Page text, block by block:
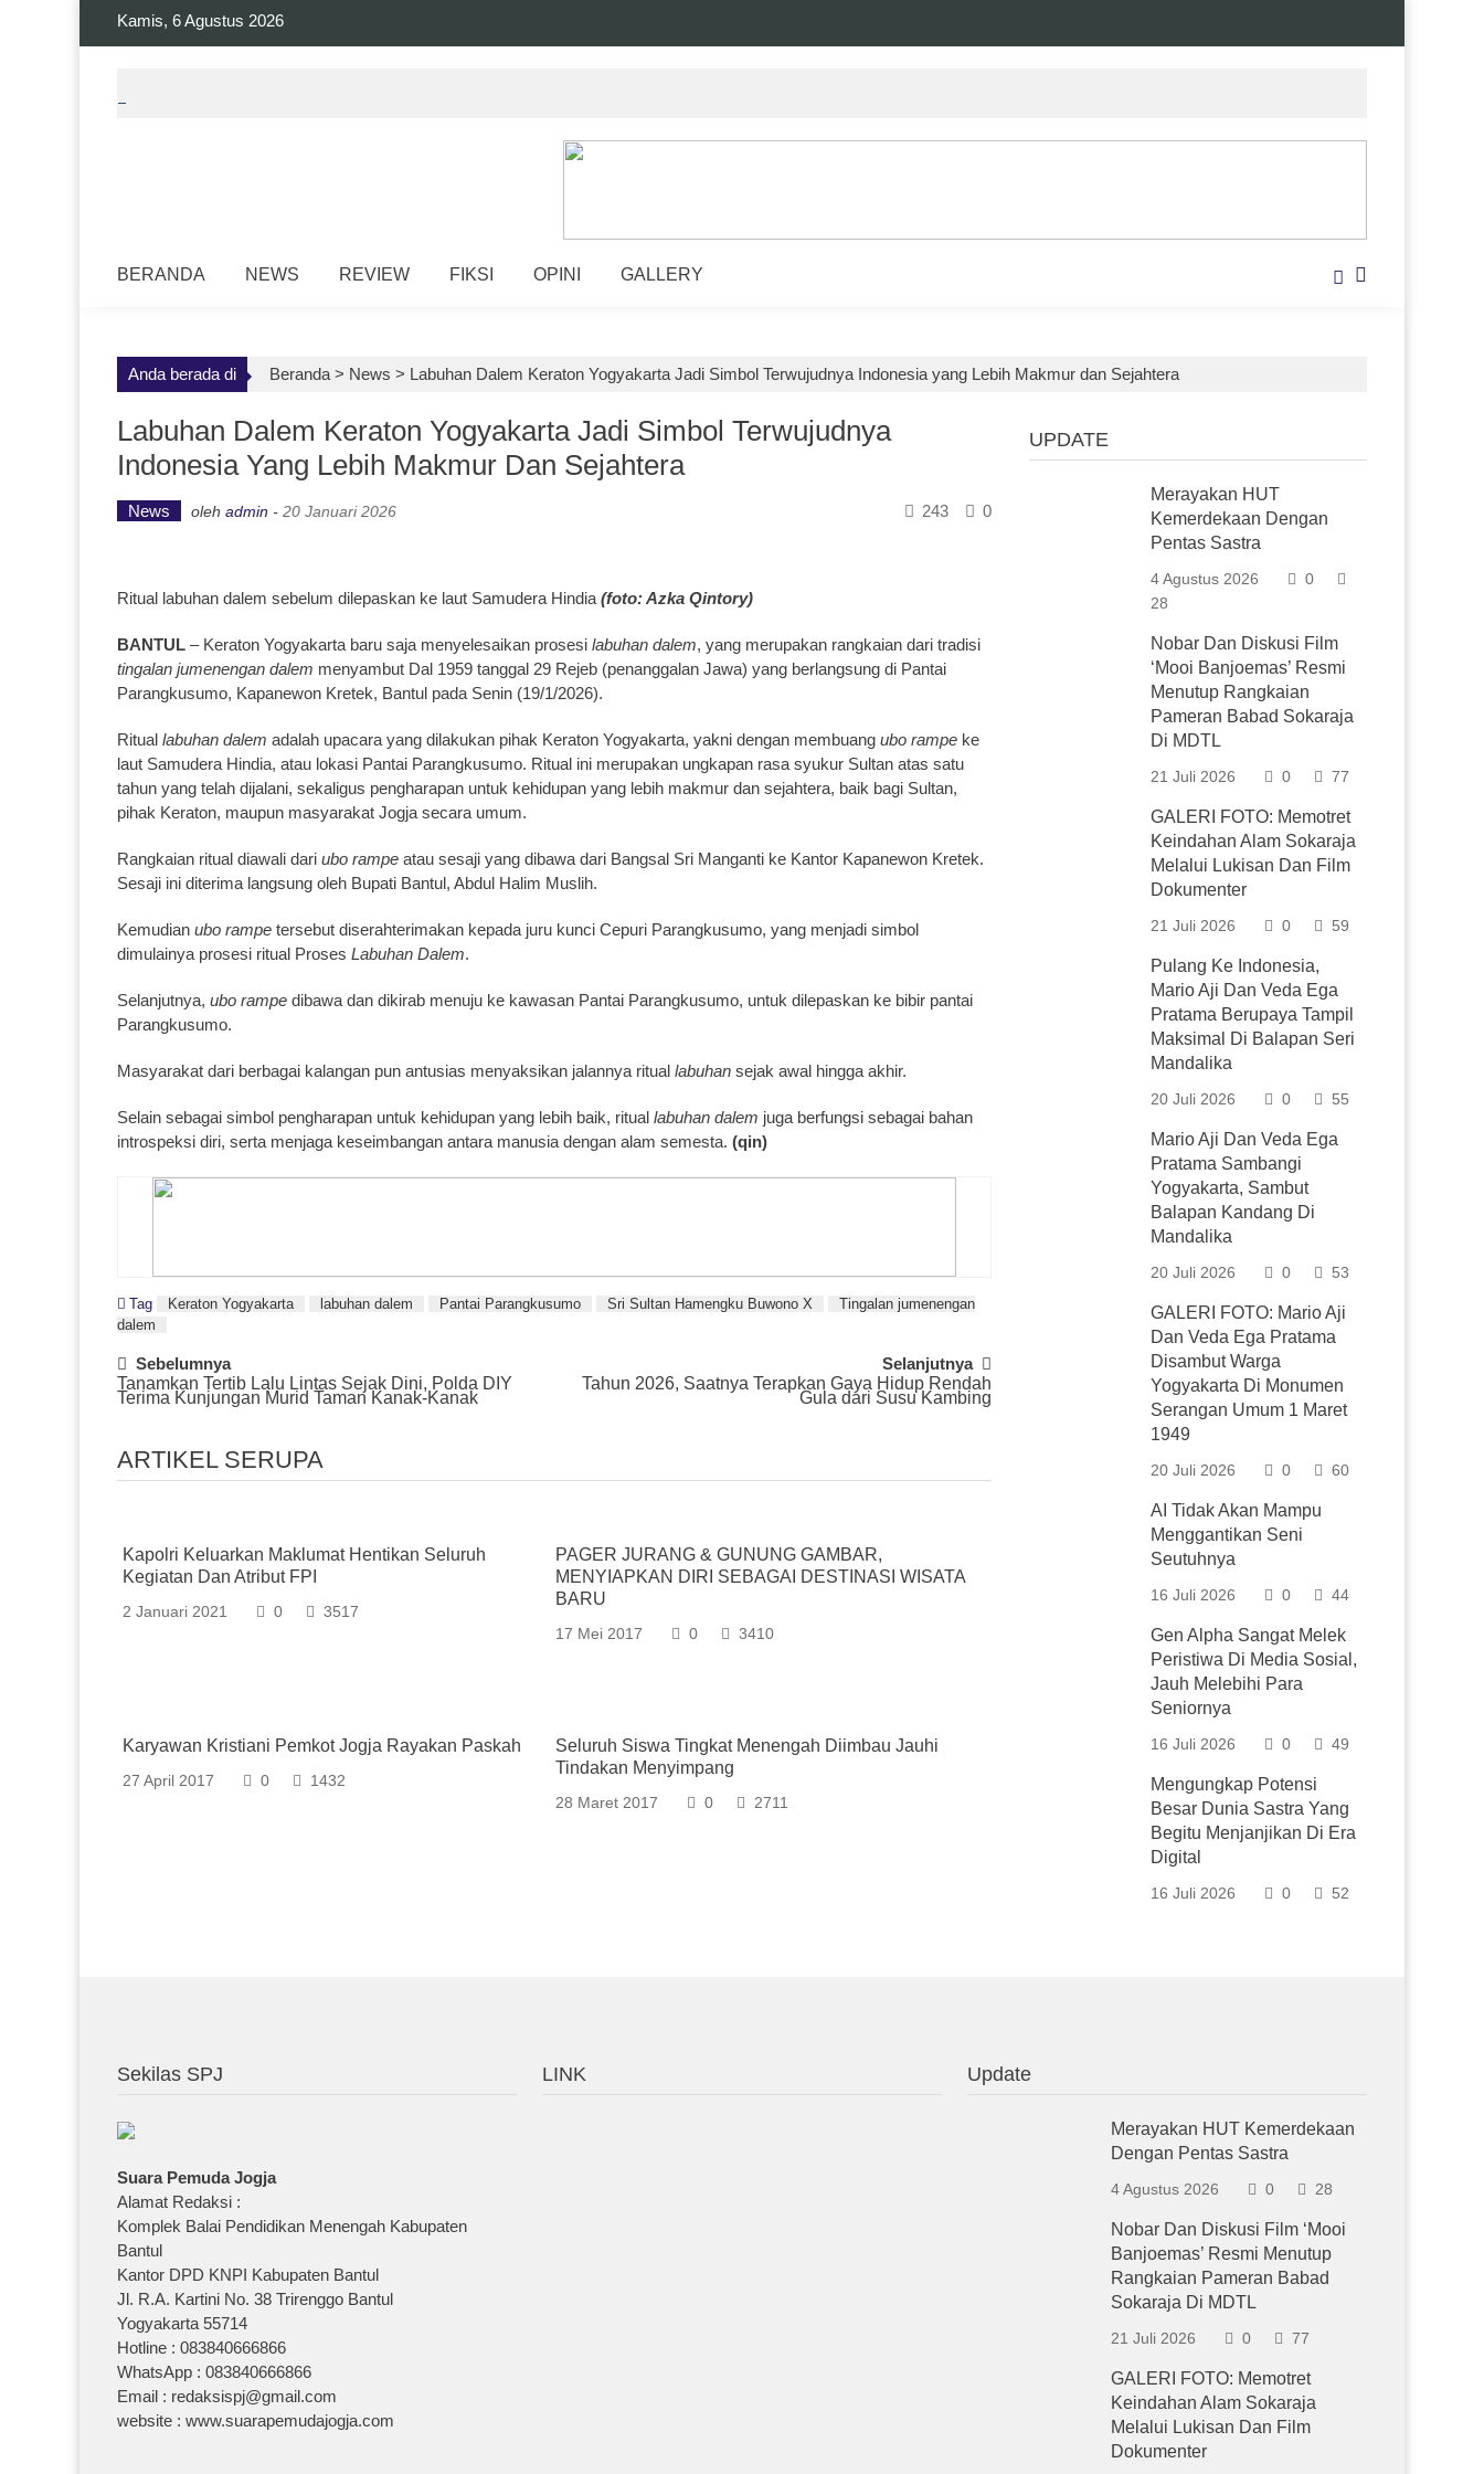
Kamis, 6 Agustus 2026
BERANDA NEWS REVIEW FIKSI OPINI GALLERY
Anda berada di Beranda > News > Labuhan Dalem Keraton Yogyakarta Jadi Simbol Terwujudnya Indonesia yang Lebih Makmur dan Sejahtera
Labuhan Dalem Keraton Yogyakarta Jadi Simbol Terwujudnya
Indonesia Yang Lebih Makmur Dan Sejahtera
News oleh admin - 20 Januari 2026 0
243
Ritual labuhan dalem sebelum dilepaskan ke laut Samudera Hindia (foto: Azka Qintory)
BANTUL – Keraton Yogyakarta baru saja menyelesaikan prosesi labuhan dalem, yang merupakan rangkaian dari tradisi
tingalan jumenengan dalem menyambut Dal 1959 tanggal 29 Rejeb (penanggalan Jawa) yang berlangsung di Pantai
Parangkusumo, Kapanewon Kretek, Bantul pada Senin (19/1/2026).
Ritual labuhan dalem adalah upacara yang dilakukan pihak Keraton Yogyakarta, yakni dengan membuang ubo rampe ke
laut Samudera Hindia, atau lokasi Pantai Parangkusumo. Ritual ini merupakan ungkapan rasa syukur Sultan atas satu
tahun yang telah dijalani, sekaligus pengharapan untuk kehidupan yang lebih makmur dan sejahtera, baik bagi Sultan,
pihak Keraton, maupun masyarakat Jogja secara umum.
Rangkaian ritual diawali dari ubo rampe atau sesaji yang dibawa dari Bangsal Sri Manganti ke Kantor Kapanewon Kretek.
Sesaji ini diterima langsung oleh Bupati Bantul, Abdul Halim Muslih.
Kemudian ubo rampe tersebut diserahterimakan kepada juru kunci Cepuri Parangkusumo, yang menjadi simbol
dimulainya prosesi ritual Proses Labuhan Dalem.
Selanjutnya, ubo rampe dibawa dan dikirab menuju ke kawasan Pantai Parangkusumo, untuk dilepaskan ke bibir pantai
Parangkusumo.
Masyarakat dari berbagai kalangan pun antusias menyaksikan jalannya ritual labuhan sejak awal hingga akhir.
Selain sebagai simbol pengharapan untuk kehidupan yang lebih baik, ritual labuhan dalem juga berfungsi sebagai bahan
introspeksi diri, serta menjaga keseimbangan antara manusia dengan alam semesta. (qin)
Tag Keraton Yogyakarta labuhan dalem Pantai Parangkusumo Sri Sultan Hamengku Buwono X
Tingalan jumenengan
dalem
Post
Navigation
Sebelumnya
Tanamkan Tertib Lalu Lintas Sejak Dini, Polda DIY
Terima Kunjungan Murid Taman Kanak-Kanak
Selanjutnya
Tahun 2026, Saatnya Terapkan Gaya Hidup Rendah
Gula dari Susu Kambing
ARTIKEL SERUPA
Kapolri Keluarkan Maklumat Hentikan Seluruh
Kegiatan Dan Atribut FPI
2 Januari 2021 0 3517
PAGER JURANG & GUNUNG GAMBAR,
MENYIAPKAN DIRI SEBAGAI DESTINASI WISATA
BARU
17 Mei 2017 0 3410
Karyawan Kristiani Pemkot Jogja Rayakan Paskah
27 April 2017 0 1432
Seluruh Siswa Tingkat Menengah Diimbau Jauhi
Tindakan Menyimpang
28 Maret 2017 0 2711
UPDATE
Merayakan HUT
Kemerdekaan Dengan
Pentas Sastra
4 Agustus 2026
0
28
Nobar Dan Diskusi Film
‘Mooi Banjoemas’ Resmi
Menutup Rangkaian
Pameran Babad Sokaraja
Di MDTL
21 Juli 2026 0 77
GALERI FOTO: Memotret
Keindahan Alam Sokaraja
Melalui Lukisan Dan Film
Dokumenter
21 Juli 2026 0 59
Pulang Ke Indonesia,
Mario Aji Dan Veda Ega
Pratama Berupaya Tampil
Maksimal Di Balapan Seri
Mandalika
20 Juli 2026 0 55
Mario Aji Dan Veda Ega
Pratama Sambangi
Yogyakarta, Sambut
Balapan Kandang Di
Mandalika
20 Juli 2026 0 53
GALERI FOTO: Mario Aji
Dan Veda Ega Pratama
Disambut Warga
Yogyakarta Di Monumen
Serangan Umum 1 Maret
1949
20 Juli 2026 0 60
AI Tidak Akan Mampu
Menggantikan Seni
Seutuhnya
16 Juli 2026 0 44
Gen Alpha Sangat Melek
Peristiwa Di Media Sosial,
Jauh Melebihi Para
Seniornya
16 Juli 2026 0 49
Mengungkap Potensi
Besar Dunia Sastra Yang
Begitu Menjanjikan Di Era
Digital
16 Juli 2026 0 52
Sekilas SPJ
Suara Pemuda Jogja
Alamat Redaksi :
Komplek Balai Pendidikan Menengah Kabupaten
Bantul
Kantor DPD KNPI Kabupaten Bantul
Jl. R.A. Kartini No. 38 Trirenggo Bantul
Yogyakarta 55714
Hotline : 083840666866
WhatsApp : 083840666866
Email : redaksispj@gmail.com
website : www.suarapemudajogja.com
LINK Update
Merayakan HUT Kemerdekaan
Dengan Pentas Sastra
4 Agustus 2026 0 28
Nobar Dan Diskusi Film ‘Mooi
Banjoemas’ Resmi Menutup
Rangkaian Pameran Babad
Sokaraja Di MDTL
21 Juli 2026 0 77
GALERI FOTO: Memotret
Keindahan Alam Sokaraja
Melalui Lukisan Dan Film
Dokumenter